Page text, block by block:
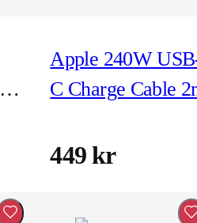
Apple 240W
C Charge Cable
449 kr